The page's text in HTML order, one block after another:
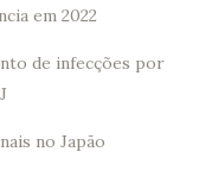
em 2022
de infecções por
no Japão